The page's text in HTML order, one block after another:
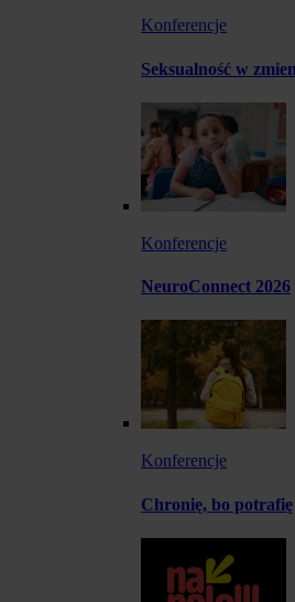
Konferencje
Seksualność w
Konferencje
NeuroConnect 2026
Konferencje
Chronię, bo potrafię